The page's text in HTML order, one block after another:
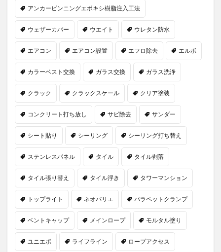
アンカーピンニングエポキシ樹脂注入工法
ウェザーカバー ウエイト ウレタン防水
エアコン エアコン設置 エフロ除去 エルボ
カラーベスト交換 ガラス交換 ガラス洗浄
クラック クラックスケール クリア塗装
コンクリート打ち放し サビ除去 サンダー
シート貼り シーリング シーリング打ち替え
ステンレスパネル タイル タイル剥落
タイル張り替え タイル浮き タワーマンション
トップライト ネオパリエ パラペットクランプ
ベントキャップ メインロープ モルタル塗り
ユニエポ ライフライン ロープアクセス